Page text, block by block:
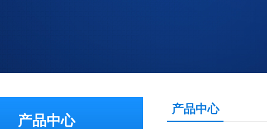
产品中心
产品中心